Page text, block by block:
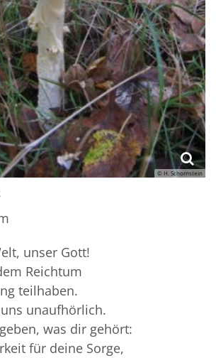
© H. Schornstein
unser Gott!
Reichtum
teilhaben.
unaufhörlich.
was dir gehört:
für deine Sorge,